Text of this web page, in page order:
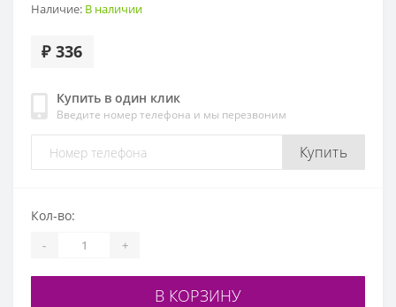
Наличие: В наличии
₽ 336
Купить в один клик
Введите номер телефона и мы перезвоним
Купить
Кол-во:
- +
В КОРЗИНУ